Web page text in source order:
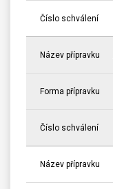
Číslo schválení
Název přípravku
Forma přípravku
Číslo schválení
Název přípravku